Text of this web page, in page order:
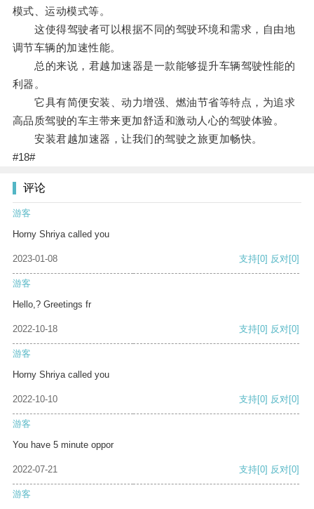
模式、运动模式等。
这使得驾驶者可以根据不同的驾驶环境和需求，自由地
调节车辆的加速性能。
总的来说，君越加速器是一款能够提升车辆驾驶性能的
利器。
它具有简便安装、动力增强、燃油节省等特点，为追求
高品质驾驶的车主带来更加舒适和激动人心的驾驶体验。
安装君越加速器，让我们的驾驶之旅更加畅快。
#18#
评论
游客
Horny Shriya called you
2023-01-08 支持[0] 反对[0]
游客
Hello,? Greetings fr
2022-10-18 支持[0] 反对[0]
游客
Horny Shriya called you
2022-10-10 支持[0] 反对[0]
游客
You have 5 minute oppor
2022-07-21 支持[0] 反对[0]
游客